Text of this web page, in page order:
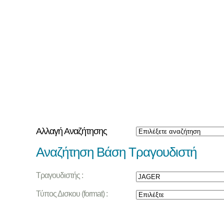
Αλλαγή Αναζήτησης
Αναζήτηση Βάση Τραγουδιστή
Τραγουδιστής :
Τύπος Δισκου (format) :